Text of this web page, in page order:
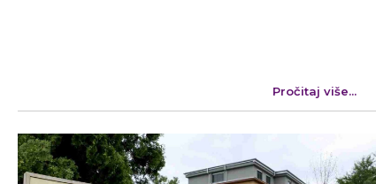
Pročitaj više...